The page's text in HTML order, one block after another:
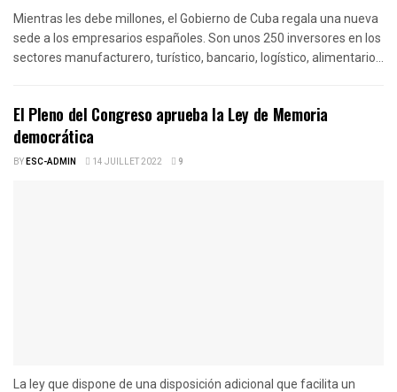
Mientras les debe millones, el Gobierno de Cuba regala una nueva
sede a los empresarios españoles. Son unos 250 inversores en los
sectores manufacturero, turístico, bancario, logístico, alimentario...
El Pleno del Congreso aprueba la Ley de Memoria
democrática
BYESC-ADMIN 14 JUILLET 2022 9
La ley que dispone de una disposición adicional que facilita un